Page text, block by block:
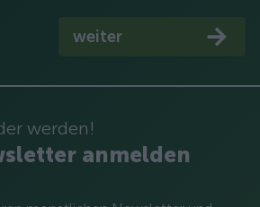
weiter
werden!
anmelden